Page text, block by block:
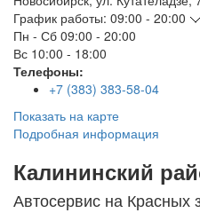
График работы: 09:00 - 20:00
Пн - Сб 09:00 - 20:00
Вс 10:00 - 18:00
Телефоны:
+7 (383) 383-58-04
Показать на карте
Подробная информация
Калининский
Автосервис на Красных